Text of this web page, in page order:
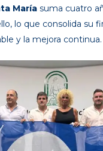
María suma cuatro
lo que consolida su
y la mejora continua.